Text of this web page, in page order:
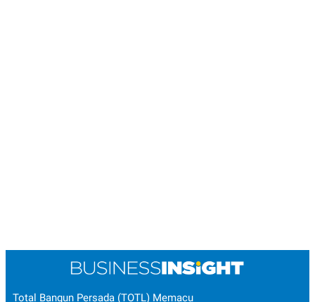
Total Bangun Persada (TOTL) Memacu